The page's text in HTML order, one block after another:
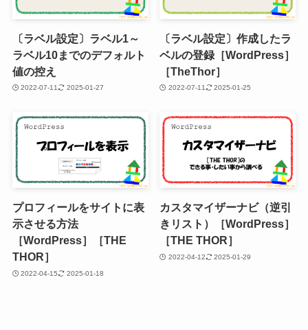
〔ラベル設定〕ラベル1～
ラベル10までのデフォルト
値の控え
2022-07-11 2025-01-27
〔ラベル設定〕作成したラ
ベルの登録［WordPress］
［TheThor］
2022-07-11 2025-01-25
プロフィールをサイトに表
示させる方法
［WordPress］［THE
THOR］
2022-04-15 2025-01-18
カスタマイザーナビ（逆引
きリスト）［WordPress］
［THE THOR］
2022-04-12 2025-01-29